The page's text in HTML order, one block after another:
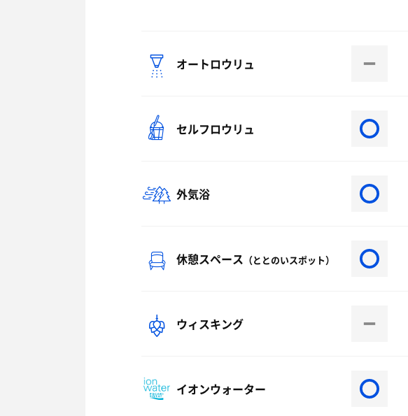
オートロウリュ
セルフロウリュ
外気浴
休憩スペース （ととのいスポット）
ウィスキング
イオンウォーター